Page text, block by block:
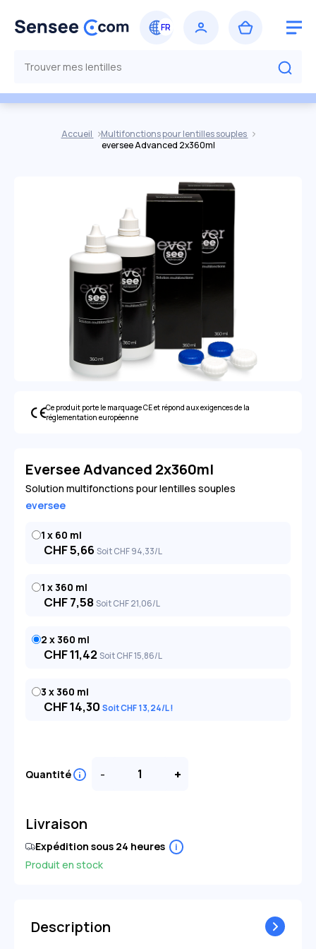
Accueil
Multifonctions pour lentilles souples
eversee Advanced 2x360ml
Ce produit porte le marquage CE et répond aux exigences de la
réglementation européenne
Eversee Advanced 2x360ml
Solution multifonctions pour lentilles souples
eversee
1 x 60 ml
CHF5,66 Soit CHF 94,33/L
1 x 360 ml
CHF7,58 Soit CHF 21,06/L
2 x 360 ml
CHF11,42 Soit CHF15,86/L
3 x 360 ml
CHF14,30 SoitCHF 13,24/L
Quantité - +
Livraison
Produit en stock
Expédition sous 24 heures i
Description